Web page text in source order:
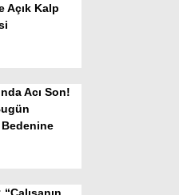
Açık Kalp
Acı Son!
Bedenine